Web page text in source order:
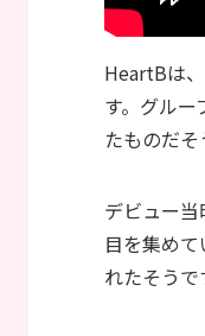
HeartBは
す。グル
たものだそ
デビュー
目を集め
れたそうで